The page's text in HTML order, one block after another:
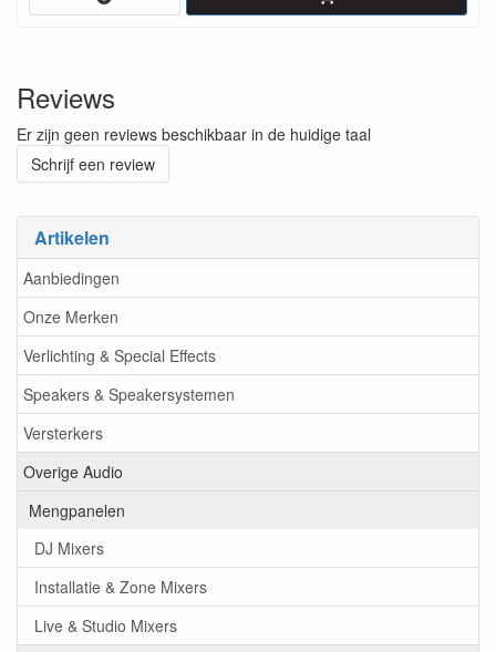
Artikelen
Aanbiedingen
Onze Merken
Verlichting & Special Effects
Speakers & Speakersystemen
Versterkers
Overige Audio
Mengpanelen
DJ Mixers
Installatie & Zone Mixers
Live & Studio Mixers
Reviews
Er zijn geen reviews beschikbaar in de huidige taal
Schrijf een review